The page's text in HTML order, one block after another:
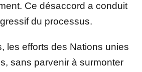
Ce désaccord a conduit
du processus.
les efforts des Nations unies
sans parvenir à surmonter